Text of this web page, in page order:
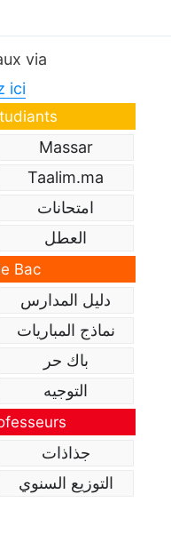
via
ici
Massar
Taalim.ma
امتحانات
العطل
Bac
دليل المدارس
نماذج المباريات
باك حر
التوجيه
جذاذات
التوزيع السنوي